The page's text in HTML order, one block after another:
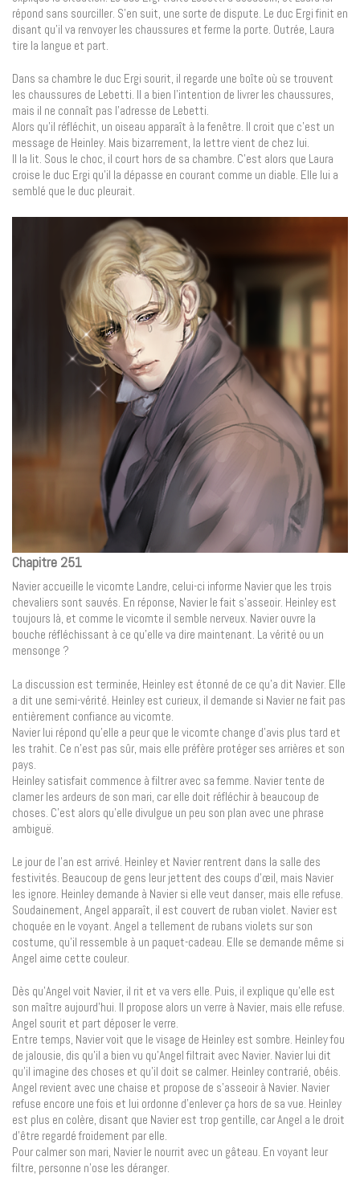
répond sans sourciller. S’en suit, une sorte de dispute. Le duc Ergi finit en
disant qu’il va renvoyer les chaussures et ferme la porte. Outrée, Laura
tire la langue et part.
Dans sa chambre le duc Ergi sourit, il regarde une boîte où se trouvent
les chaussures de Lebetti. Il a bien l’intention de livrer les chaussures,
mais il ne connaît pas l’adresse de Lebetti.
Alors qu’il réfléchit, un oiseau apparaît à la fenêtre. Il croit que c’est un
message de Heinley. Mais bizarrement, la lettre vient de chez lui.
Il la lit. Sous le choc, il court hors de sa chambre. C’est alors que Laura
croise le duc Ergi qu’il la dépasse en courant comme un diable. Elle lui a
semblé que le duc pleurait.
Chapitre 251
Navier accueille le vicomte Landre, celui-ci informe Navier que les trois
chevaliers sont sauvés. En réponse, Navier le fait s’asseoir. Heinley est
toujours là, et comme le vicomte il semble nerveux. Navier ouvre la
bouche réfléchissant à ce qu’elle va dire maintenant. La vérité ou un
mensonge ?
La discussion est terminée, Heinley est étonné de ce qu’a dit Navier. Elle
a dit une semi-vérité. Heinley est curieux, il demande si Navier ne fait pas
entièrement confiance au vicomte.
Navier lui répond qu’elle a peur que le vicomte change d’avis plus tard et
les trahit. Ce n’est pas sûr, mais elle préfère protéger ses arrières et son
pays.
Heinley satisfait commence à filtrer avec sa femme. Navier tente de
clamer les ardeurs de son mari, car elle doit réfléchir à beaucoup de
choses. C’est alors qu’elle divulgue un peu son plan avec une phrase
ambiguë.
Le jour de l’an est arrivé. Heinley et Navier rentrent dans la salle des
festivités. Beaucoup de gens leur jettent des coups d’œil, mais Navier
les ignore. Heinley demande à Navier si elle veut danser, mais elle refuse.
Soudainement, Angel apparaît, il est couvert de ruban violet. Navier est
choquée en le voyant. Angel a tellement de rubans violets sur son
costume, qu’il ressemble à un paquet-cadeau. Elle se demande même si
Angel aime cette couleur.
Dès qu’Angel voit Navier, il rit et va vers elle. Puis, il explique qu’elle est
son maître aujourd’hui. Il propose alors un verre à Navier, mais elle refuse.
Angel sourit et part déposer le verre.
Entre temps, Navier voit que le visage de Heinley est sombre. Heinley fou
de jalousie, dis qu’il a bien vu qu’Angel filtrait avec Navier. Navier lui dit
qu’il imagine des choses et qu’il doit se calmer. Heinley contrarié, obéis.
Angel revient avec une chaise et propose de s’asseoir à Navier. Navier
refuse encore une fois et lui ordonne d’enlever ça hors de sa vue. Heinley
est plus en colère, disant que Navier est trop gentille, car Angel a le droit
d’être regardé froidement par elle.
Pour calmer son mari, Navier le nourrit avec un gâteau. En voyant leur
filtre, personne n’ose les déranger.